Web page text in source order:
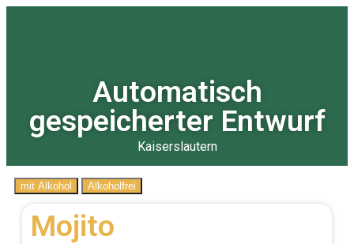
Automatisch
gespeicherter Entwurf
Kaiserslautern
mit Alkohol Alkoholfrei
Mojito